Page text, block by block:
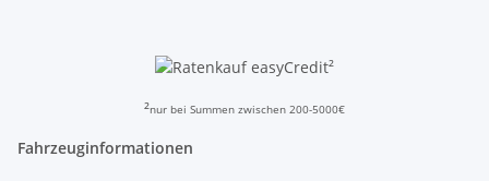
²
²nur bei Summen zwischen 200-5000€
Fahrzeuginformationen